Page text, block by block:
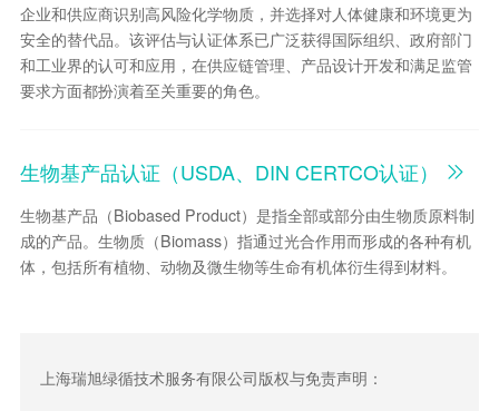
企业和供应商识别高风险化学物质，并选择对人体健康和环境更为
安全的替代品。该评估与认证体系已广泛获得国际组织、政府部门
和工业界的认可和应用，在供应链管理、产品设计开发和满足监管
要求方面都扮演着至关重要的角色。
生物基产品认证（USDA、DIN CERTCO认证）
生物基产品（Biobased Product）是指全部或部分由生物质原料制
成的产品。生物质（Biomass）指通过光合作用而形成的各种有机
体，包括所有植物、动物及微生物等生命有机体衍生得到材料。
上海瑞旭绿循技术服务有限公司版权与免责声明：